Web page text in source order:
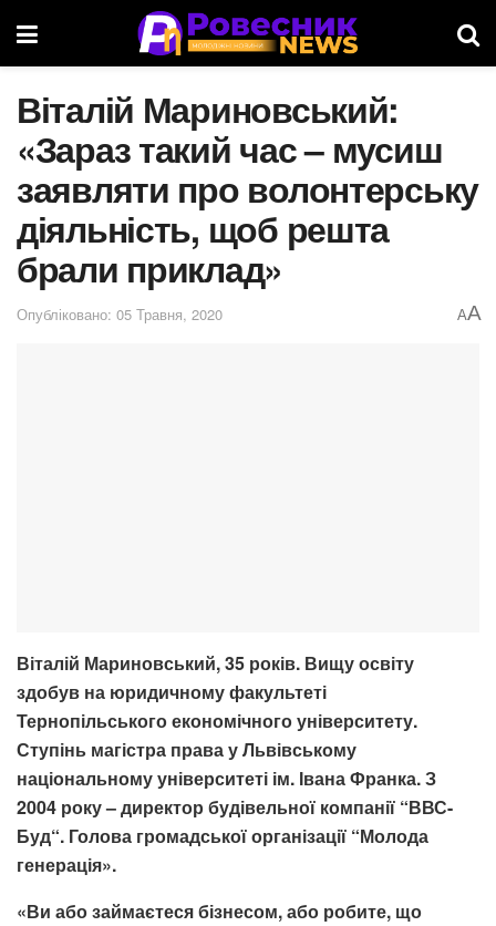
Віталій Мариновський:
«Зараз такий час – мусиш
заявляти про волонтерську
діяльність, щоб решта
брали приклад»
Опубліковано: 05 Травня, 2020 AA
Віталій Мариновський, 35 років. Вищу освіту
здобув на юридичному факультеті
Тернопільського економічного університету.
Ступінь магістра права у Львівському
національному університеті ім. Івана Франка. З
2004 року– директор будівельної компанії “ВВС-
Буд“. Голова громадської організації “Молода
генерація».
«Ви або займаєтеся бізнесом, або робите, що